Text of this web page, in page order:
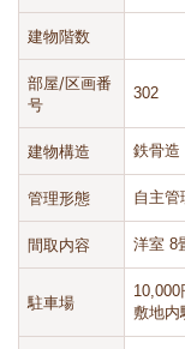
建物階数
部屋/区画番
号
302
建物構造 鉄骨造
管理形態 自主
間取内容 洋室 8
駐車場
敷地内